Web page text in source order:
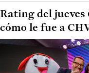
Rating del jueves
cómo le fue a